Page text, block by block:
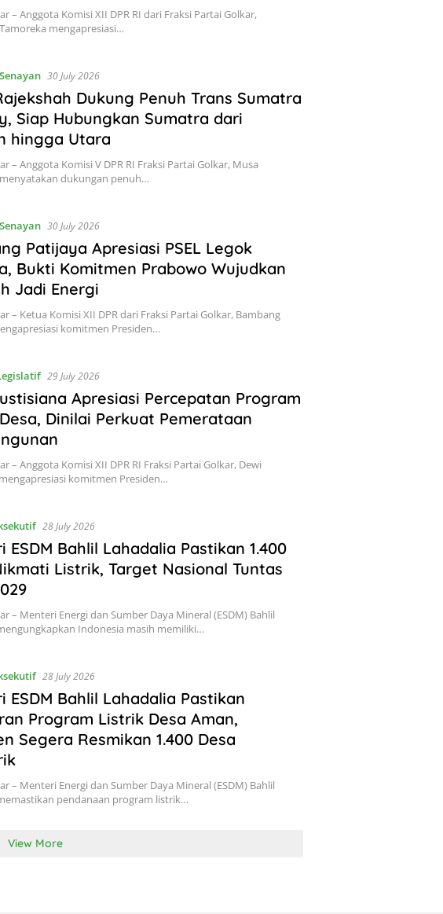
– Anggota Komisi XII DPR RI dari Fraksi Partai Golkar,
mengapresiasi…
Senayan 30 July 2026
Dukung Penuh Trans Sumatra
Siap Hubungkan Sumatra dari
hingga Utara
– Anggota Komisi V DPR RI Fraksi Partai Golkar, Musa
dukungan penuh…
Senayan 30 July 2026
Patijaya Apresiasi PSEL Legok
Bukti Komitmen Prabowo Wujudkan
Jadi Energi
– Ketua Komisi XII DPR dari Fraksi Partai Golkar, Bambang
komitmen Presiden…
29 July 2026
Apresiasi Percepatan Program
Dinilai Perkuat Pemerataan
– Anggota Komisi XII DPR RI Fraksi Partai Golkar, Dewi
komitmen Presiden…
28 July 2026
ESDM Bahlil Lahadalia Pastikan 1.400
Listrik, Target Nasional Tuntas
– Menteri Energi dan Sumber Daya Mineral (ESDM) Bahlil
Indonesia masih memiliki…
28 July 2026
ESDM Bahlil Lahadalia Pastikan
Program Listrik Desa Aman,
Segera Resmikan 1.400 Desa
– Menteri Energi dan Sumber Daya Mineral (ESDM) Bahlil
pendanaan program listrik…
View More